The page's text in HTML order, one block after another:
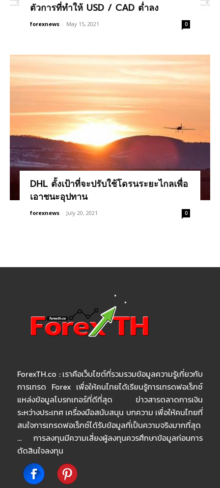
ตัวการที่ทำให้ USD / CAD ต่ำลง
forexnews - May 15, 2021 0
DHL ตั้งเป้าที่จะปรับใช้โดรนระยะไกลเพื่อ
เอาชนะอุปทาน
forexnews - July 20, 2021 0
ForexTH.co : เราคือเว็บไซต์ที่รวมรวมข้อมูลความรู้เกี่ยวกับ
การเทรด Forex เพื่อให้คนไทยได้เรียนรู้การเทรดฟอเร็กซ์
แหล่งข้อมูลโบรกเกอร์ที่ดีที่สุด ข่าวสารตลาดการเงิน
ระหว่างประเทศ เครื่องมือสนับสนุน บทความ เพื่อให้คนไทยที่
สนใจการเทรดฟอเร็กซ์ได้รับข้อมูลที่เป็นความจริงมากที่สุด
… การลงทุนมีความเสี่ยงผู้ลงทุนควรศึกษาข้อมูลก่อนการ
ตัดสินใจลงทุน